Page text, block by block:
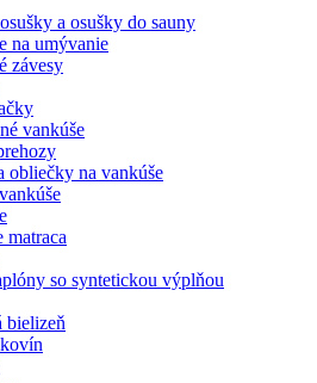
a osušky do sauny
na umývanie
závesy
vankúše
obliečky na vankúše
matraca
so syntetickou výplňou
bielizeň